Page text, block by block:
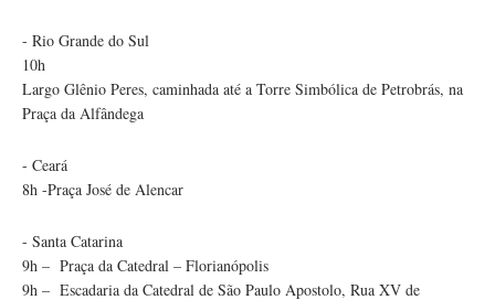
- Rio Grande do Sul
10h
Largo Glênio Peres, caminhada até a Torre Simbólica de Petrobrás, na
Praça da Alfândega
- Ceará
8h -Praça José de Alencar
- Santa Catarina
9h – Praça da Catedral – Florianópolis
9h – Escadaria da Catedral de São Paulo Apostolo, Rua XV de